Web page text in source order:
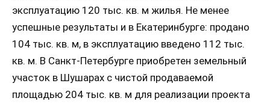
эксплуатацию 120 тыс. кв. м жилья. Не менее
успешные результаты и в Екатеринбурге: продано
104 тыс. кв. м, в эксплуатацию введено 112 тыс.
кв. м. В Санкт-Петербурге приобретен земельный
участок в Шушарах с чистой продаваемой
площадью 204 тыс. кв. м для реализации проекта